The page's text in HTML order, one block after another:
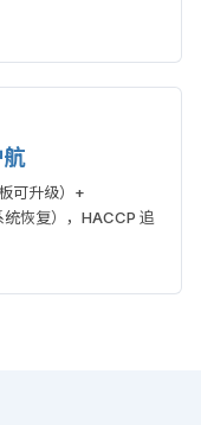
可升级）+
恢复），HACCP 追